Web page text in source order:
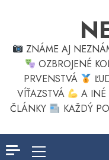
ZNÁME AJ
OZBROJENÉ
PRVENSTVÁ
VÍŤAZSTVÁ
A INÉ
ČLÁNKY
KAŽDÝ
Primary